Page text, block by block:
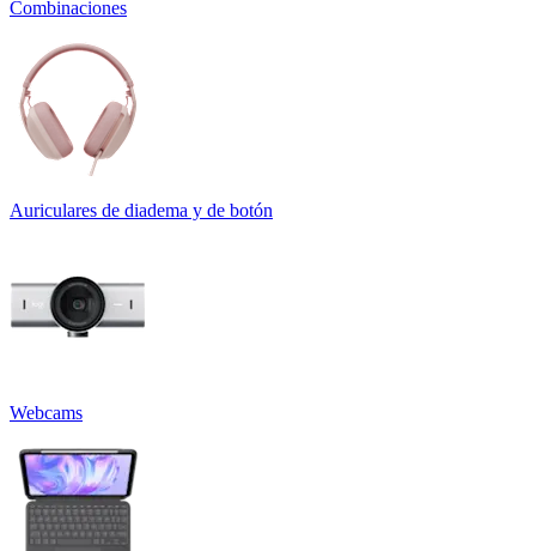
Combinaciones
Auriculares de diadema y de botón
Webcams